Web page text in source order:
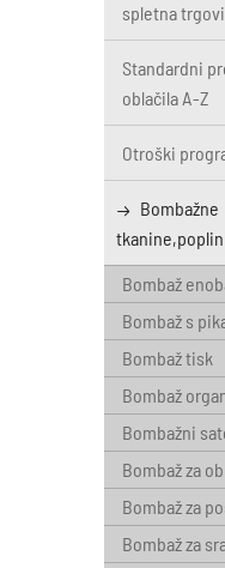
spletna
Standardni
oblačila A-Z
Otroški
Bombažne
tkanine,poplin
Bombaž
Bombaž s
Bombaž tisk
Bombaž
Bombažni
Bombaž za
Bombaž za
Bombaž za